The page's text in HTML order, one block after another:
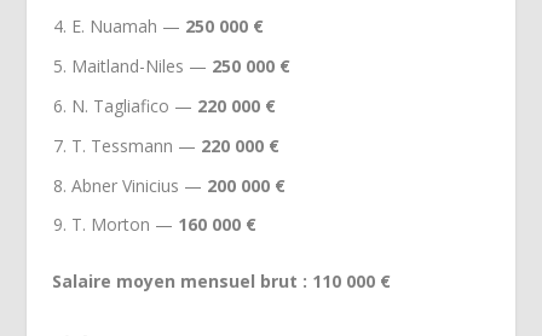
E. Nuamah — 250 000 €
Maitland-Niles — 250 000 €
N. Tagliafico — 220 000 €
T. Tessmann — 220 000 €
Abner Vinicius — 200 000 €
T. Morton — 160 000 €
Salaire moyen mensuel brut : 110 000 €